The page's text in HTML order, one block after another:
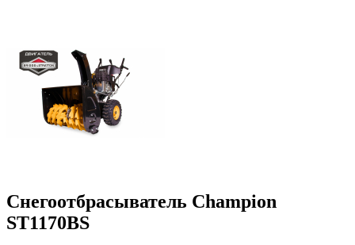
Снегоотбрасыватель Champion
ST1170BS